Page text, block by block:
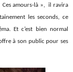
Ces amours-là », il ravira
les seconds, ce
Et c’est bien normal
à son public pour ses